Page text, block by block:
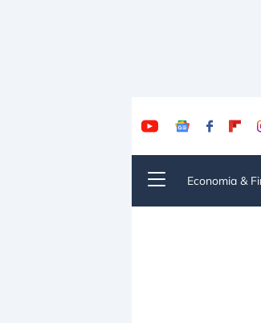
Economia &